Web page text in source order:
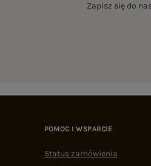
Zapisz się do
POMOC I WSPARCIE
Status zamówienia